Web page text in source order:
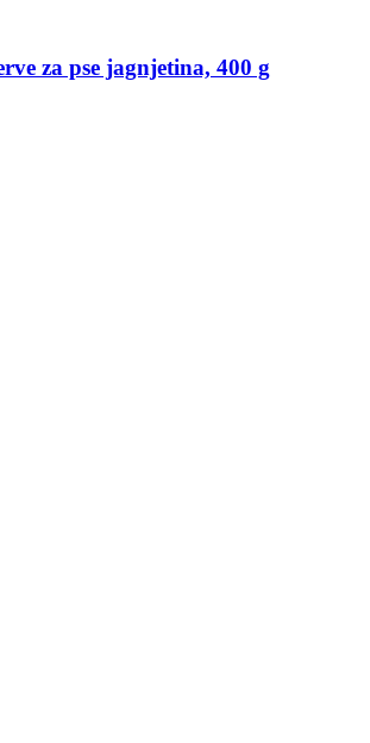
za pse jagnjetina, 400 g